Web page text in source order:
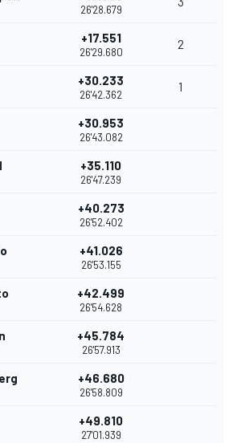
26'28.679
+17.551
26'29.680
2
+30.233
26'42.362
1
+30.953
26'43.082
+35.110
26'47.239
+40.273
26'52.402
+41.026
26'53.155
+42.499
26'54.628
+45.784
26'57.913
+46.680
26'58.809
+49.810
27'01.939